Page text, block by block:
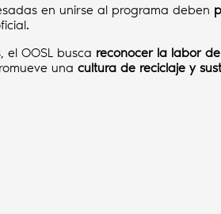
en unirse al programa deben
el OOSL busca reconocer la labor
una cultura de reciclaje y